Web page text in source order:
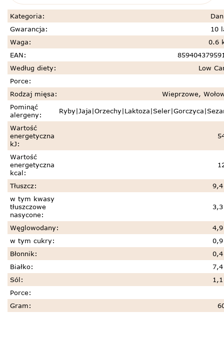
Kategoria:
Gwarancja:
10
Waga:
0.6
EAN:
Według diety:
Low
Porce:
Rodzaj mięsa:
Wieprzowe,
Pominąć
alergeny:
Wartość
energetyczna
kJ:
Wartość
energetyczna
kcal:
Tłuszcz:
w tym kwasy
tłuszczowe
nasycone:
Węglowodany:
w tym cukry:
Błonnik:
Białko:
Sól:
Porce:
Gram: